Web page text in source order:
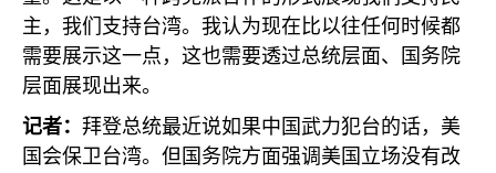
主，我们支持台湾。我认为现在比以往任何时候都
需要展示这一点，这也需要透过总统层面、国务院
层面展现出来。
记者： 拜登总统最近说如果中国武力犯台的话，美
国会保卫台湾。但国务院方面强调美国立场没有改